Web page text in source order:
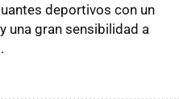
deportivos con un
una gran sensibilidad a